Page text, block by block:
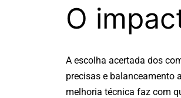
O
A escolha acertada dos
precisas e balanceamento
melhoria técnica faz com